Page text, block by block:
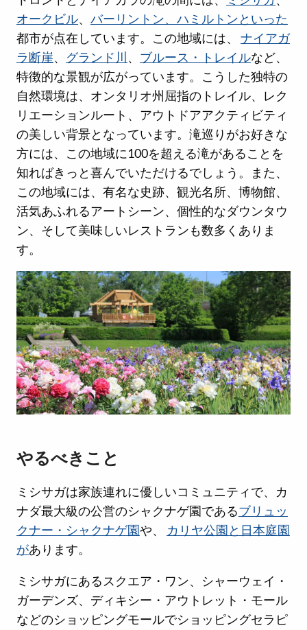
オークビル、 バーリントン、ハミルトンといった
都市が点在しています。この地域には、 ナイアガ
ラ断崖、 グランド川、 ブルース・トレイルなど、
特徴的な景観が広がっています。こうした独特の
自然環境は、オンタリオ州屈指のトレイル、レク
リエーションルート、アウトドアアクティビティ
の美しい背景となっています。滝巡りがお好きな
方には、この地域に100を超える滝があることを
知ればきっと喜んでいただけるでしょう。また、
この地域には、有名な史跡、観光名所、博物館、
活気あふれるアートシーン、個性的なダウンタウ
ン、そして美味しいレストランも数多くありま
す。
やるべきこと
ミシサガは家族連れに優しいコミュニティで、カ
ナダ最大級の公営のシャクナゲ園であるブリュッ
クナー・シャクナゲ園や、 カリヤ公園と日本庭園
があります。
ミシサガにあるスクエア・ワン、シャーウェイ・
ガーデンズ、ディキシー・アウトレット・モール
などのショッピングモールでショッピングセラピ